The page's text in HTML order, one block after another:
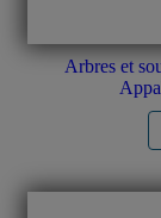
Arbres et